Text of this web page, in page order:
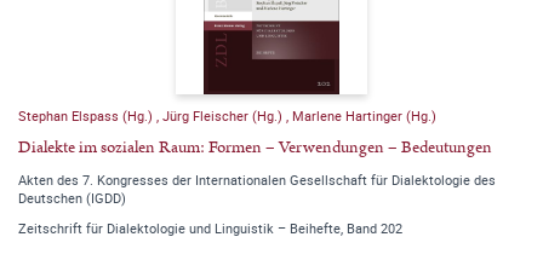
Stephan Elspass (Hg.) , Jürg Fleischer (Hg.) , Marlene Hartinger (Hg.)
Dialekte im sozialen Raum: Formen – Verwendungen – Bedeutungen
Akten des 7. Kongresses der Internationalen Gesellschaft für Dialektologie des
Deutschen (IGDD)
Zeitschrift für Dialektologie und Linguistik – Beihefte, Band 202